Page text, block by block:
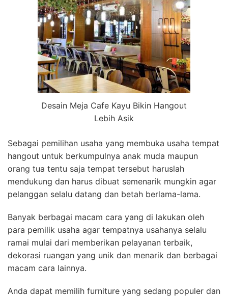
Desain Meja Cafe Kayu Bikin Hangout
Lebih Asik
Sebagai pemilihan usaha yang membuka usaha tempat
hangout untuk berkumpulnya anak muda maupun
orang tua tentu saja tempat tersebut haruslah
mendukung dan harus dibuat semenarik mungkin agar
pelanggan selalu datang dan betah berlama-lama.
Banyak berbagai macam cara yang di lakukan oleh
para pemilik usaha agar tempatnya usahanya selalu
ramai mulai dari memberikan pelayanan terbaik,
dekorasi ruangan yang unik dan menarik dan berbagai
macam cara lainnya.
Anda dapat memilih furniture yang sedang populer dan